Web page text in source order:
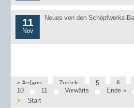
11
Nov
Neues von den Schöpfwerks-
« Anfang Zurück 5 6
10
11 Vorwärts
Ende »
Start